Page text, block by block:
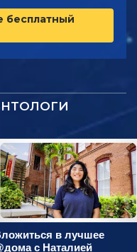
бесплатный
в лучшее
с Наталией